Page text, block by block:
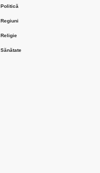
Politică
Regiuni
Religie
Sănătate